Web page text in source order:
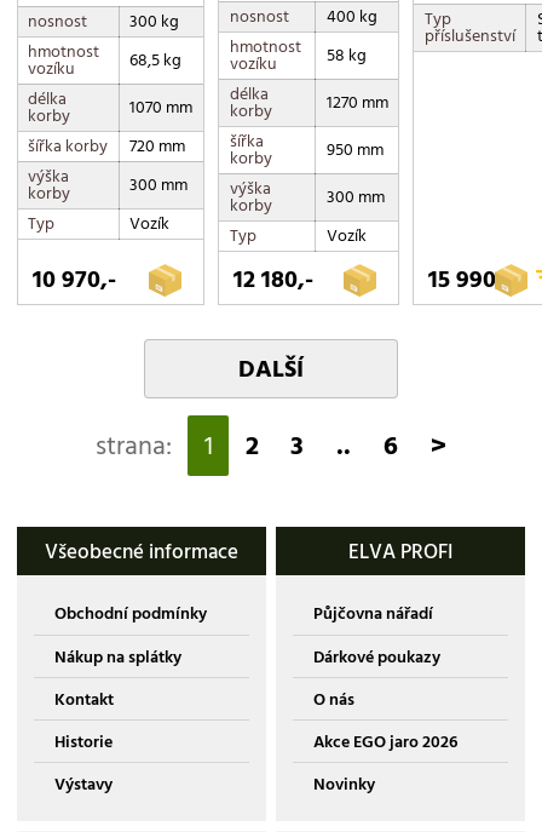
nosnost
300 kg
hmotnost
vozíku
68,5 kg
délka
korby
1070 mm
šířka korby
720 mm
výška
korby
300 mm
Typ
Vozík
10 970,-
nosnost
400 kg
hmotnost
vozíku
58 kg
délka
korby
1270 mm
šířka
korby
950 mm
výška
korby
300 mm
Typ
Vozík
12 180,-
Typ
příslušenství
15 990,-
DALŠÍ
strana: 1 2 3 .. 6 >
Všeobecné informace
Obchodní podmínky
Nákup na splátky
Kontakt
Historie
Výstavy
ELVA PROFI
Půjčovna nářadí
Dárkové poukazy
O nás
Akce EGO jaro 2026
Novinky